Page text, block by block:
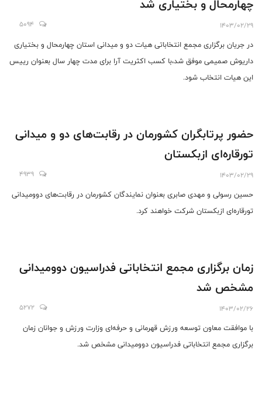
چهارمحال و بختیاری شد
1403/02/29
5094
در جریان برگزاری مجمع انتخاباتی هیات دو و میدانی استان چهارمحال و بختیاری
داریوش صمیمی موفق شد،با کسب اکثریت آرا برای مدت چهار سال بعنوان رییس
این هیات انتخاب شود.
حضور پرتابگران کشورمان در رقابت‌های دو و میدانی
تورقاره‌ای ازبکستان
1403/02/29
4939
حسین رسولی و مهدی صابری بعنوان نمایندگان کشورمان در رقابت‌های دوومیدانی
تورقاره‌ای ازبکستان شرکت خواهند کرد.
زمان برگزاری مجمع انتخاباتی فدراسیون دوومیدانی
مشخص شد
1403/02/26
5272
با موافقت معاون توسعه ورزش قهرمانی و حرفه‌ای وزارت ورزش و جوانان زمان
برگزاری مجمع انتخاباتی فدراسیون دوومیدانی مشخص شد.